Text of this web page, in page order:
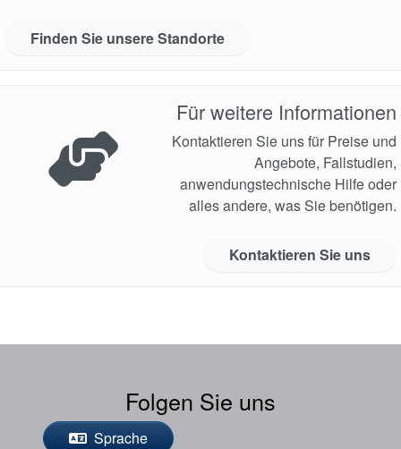
Finden Sie unsere Standorte
Für weitere Informationen
Kontaktieren Sie uns für Preise und
Angebote, Fallstudien,
anwendungstechnische Hilfe oder
alles andere, was Sie benötigen.
Kontaktieren Sie uns
Folgen Sie uns
Sprache